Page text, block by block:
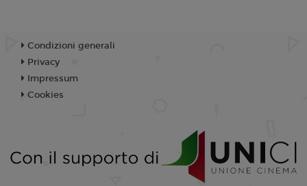
Condizioni generali
Privacy
Impressum
Cookies